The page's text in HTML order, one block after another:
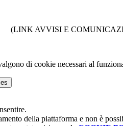
(LINK AVVISI E
di cookie necessari al
della piattaforma e non è